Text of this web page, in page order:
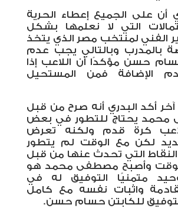
أن على الجميع إعطاء الحرية
التي لا نعلمها بشكل
الفني لمنتخب مصر الذي يتخذ
بالمدرب وبالتالي يجب عدم
حسن مؤكدًا أن اللاعب إذا
الإضافة فمن المستحيل
أكد البدري أنه صرح من قبل
محمد يحتاج للتطور في بعض
كرة قدم ولكنه تعرض
لكن مع الوقت لم يتطور
النقاط التي تحدث عنها من قبل
وأصبح مصطفى محمد هو
متمنيًا التوفيق له في
واثبات نفسه مع كامل
للكابتن حسام حسن.